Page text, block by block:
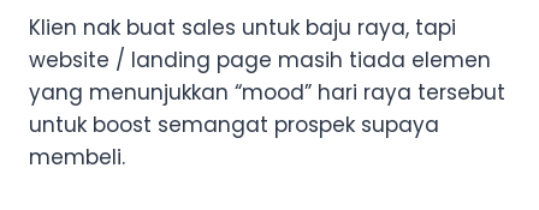
Klien nak buat sales untuk baju raya, tapi
website / landing page masih tiada elemen
yang menunjukkan “mood” hari raya tersebut
untuk boost semangat prospek supaya
membeli.